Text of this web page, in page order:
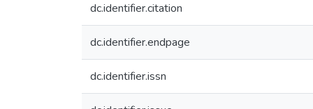
dc.identifier.citation
dc.identifier.endpage
dc.identifier.issn